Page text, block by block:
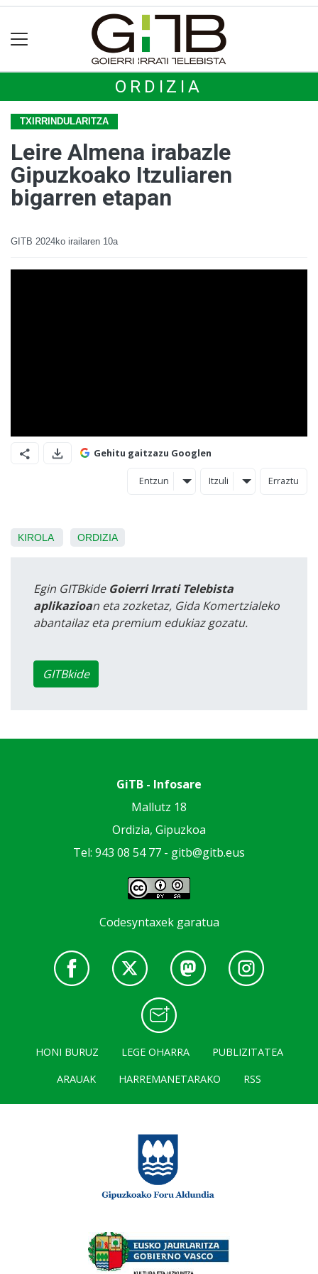
ORDIZIA
TXIRRINDULARITZA
Leire Almena irabazle
Gipuzkoako Itzuliaren
bigarren etapan
GITB 2024ko irailaren 10a
Gehitu gaitzazu Googlen
Entzun Itzuli Erraztu
KIROLA ORDIZIA
Egin GITBkide Goierri Irrati Telebista
aplikazioan eta zozketaz, Gida Komertzialeko
abantailaz eta premium edukiaz gozatu.
GITBkide
GiTB - Infosare
Mallutz 18
Ordizia, Gipuzkoa
Tel: 943 08 54 77 - gitb@gitb.eus
Codesyntaxek garatua
HONI BURUZ LEGE OHARRA
PUBLIZITATEA
ARAUAK
HARREMANETARAKO RSS